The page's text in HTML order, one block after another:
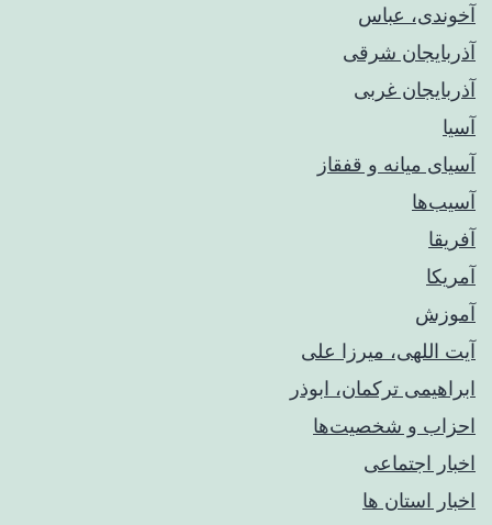
آخوندی، عباس
آذربایجان شرقی
آذربایجان غربی
آسیا
آسیای میانه و قفقاز
آسیب‌ها
آفریقا
آمریکا
آموزش
آیت اللهی، میرزا علی
ابراهیمی ترکمان، ابوذر
احزاب و شخصیت‌ها
اخبار اجتماعی
اخبار استان ها